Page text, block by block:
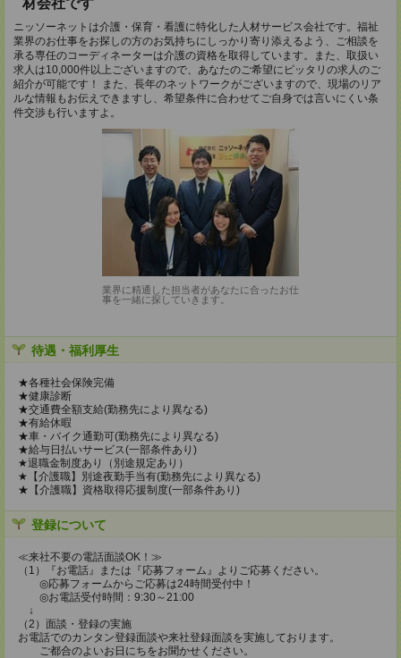
材会社です
ニッソーネットは介護・保育・看護に特化した人材サービス会社です。福祉
業界のお仕事をお探しの方のお気持ちにしっかり寄り添えるよう、ご相談を
承る専任のコーディネーターは介護の資格を取得しています。また、取扱い
求人は10,000件以上ございますので、あなたのご希望にピッタリの求人のご
紹介が可能です！ また、長年のネットワークがございますので、現場のリア
ルな情報もお伝えできますし、希望条件に合わせてご自身では言いにくい条
件交渉も行いますよ。
業界に精通した担当者があなたに合ったお仕
事を一緒に探していきます。
待遇・福利厚生
★各種社会保険完備
★健康診断
★交通費全額支給(勤務先により異なる)
★有給休暇
★車・バイク通勤可(勤務先により異なる)
★給与日払いサービス(一部条件あり)
★退職金制度あり（別途規定あり）
★【介護職】別途夜勤手当有(勤務先により異なる)
★【介護職】資格取得応援制度(一部条件あり)
登録について
≪来社不要の電話面談OK！≫
（1）『お電話』または『応募フォーム』よりご応募ください。
◎応募フォームからご応募は24時間受付中！
◎お電話受付時間：9:30～21:00
↓
（2）面談・登録の実施
お電話でのカンタン登録面談や来社登録面談を実施しております。
ご都合のよいお日にちをお聞かせください。